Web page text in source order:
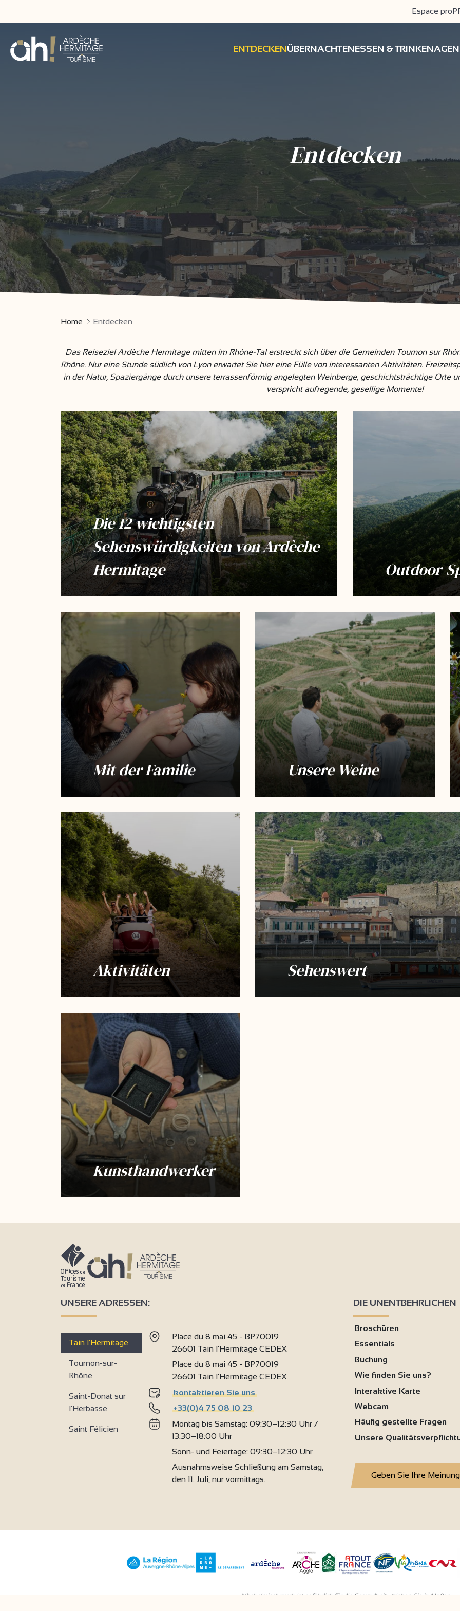
Espace pro
ENTDECKENÜBERNACHTENESSEN & TRINKEN
Entdecken
Home Entdecken
Das Reiseziel Ardèche Hermitage mitten im Rhône-Tal erstreckt sich über die Gemeinden Tournon sur
Rhône. Nur eine Stunde südlich von Lyon erwartet Sie hier eine Fülle von interessanten Aktivitäten.
in der Natur, Spaziergänge durch unsere terrassenförmig angelegten Weinberge, geschichtsträchtige Orte
verspricht aufregende, gesellige Momente!
Die 12 wichtigsten
Sehenswürdigkeiten von Ardèche
Hermitage
Outdoor-
Mit der Familie Unsere Weine
Aktivitäten Sehenswert
Kunsthandwerker
UNSERE ADRESSEN:
Tain l’Hermitage
Tournon-sur-
Rhône
Saint-Donat sur
l’Herbasse
Saint Félicien
Place du 8 mai 45 - BP70019
26601 Tain l'Hermitage CEDEX
Place du 8 mai 45 - BP70019
26601 Tain l'Hermitage CEDEX
kontaktieren Sie uns
+33(0)4 75 08 10 23
Montag bis Samstag: 09:30–12:30 Uhr /
13:30–18:00 Uhr
Sonn- und Feiertage: 09:30–12:30 Uhr
Ausnahmsweise Schließung am Samstag,
den 11. Juli, nur vormittags.
DIE UNENTBEHRLICHEN
Broschüren
Essentials
Buchung
Wie finden Sie uns?
Interaktive Karte
Webcam
Häufig gestellte Fragen
Unsere
Geben Sie Ihre Meinung
Alkoholmissbrauch ist gefährlich für die Gesundheit - trinken Sie in Maβen